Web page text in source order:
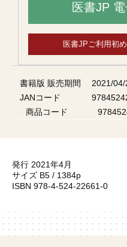
医書JP
医書JPご利用初
書籍版 販売期間
2021/04/
JANコード
商品コード
発行 2021年4月
サイズ B5 / 1384p
ISBN 978-4-524-22661-0